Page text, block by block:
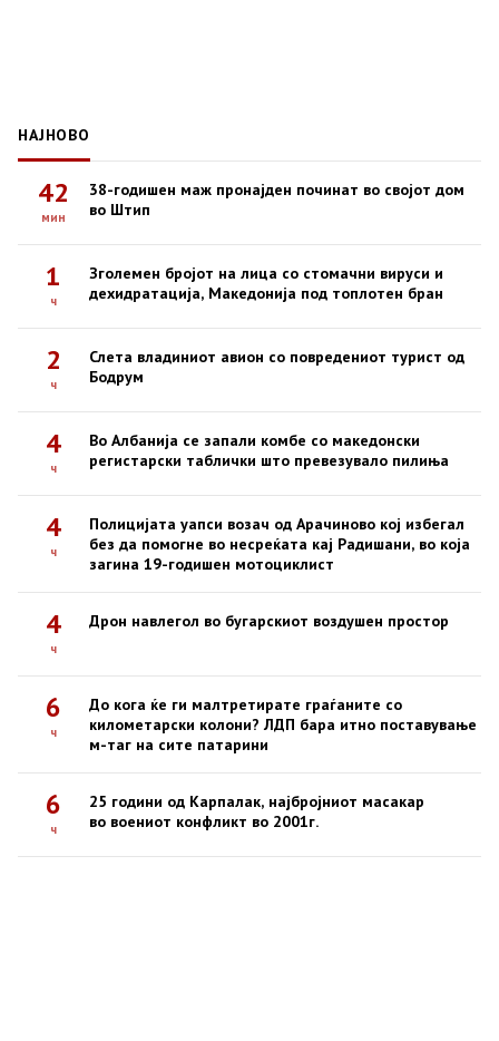
НАЈНОВО
42
мин
38-годишен маж пронајден починат во својот дом
во Штип
1
ч
Зголемен бројот на лица со стомачни вируси и
дехидратација, Македонија под топлотен бран
2
ч
Слета владиниот авион со повредениот турист од
Бодрум
4
ч
Во Албанија се запали комбе со македонски
регистарски таблички што превезувало пилиња
4
ч
Полицијата уапси возач од Арачиново кој избегал
без да помогне во несреќата кај Радишани, во која
загина 19-годишен мотоциклист
4
ч
Дрон навлегол во бугарскиот воздушен простор
6
ч
До кога ќе ги малтретирате граѓаните со
километарски колони? ЛДП бара итно поставување
м-таг на сите патарини
6
ч
25 години од Карпалак, најбројниот масакар
во воениот конфликт во 2001г.